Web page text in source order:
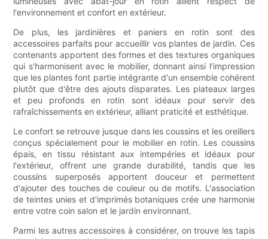
l'environnement et confort en extérieur.
De plus, les jardinières et paniers en rotin sont des
accessoires parfaits pour accueillir vos plantes de jardin. Ces
contenants apportent des formes et des textures organiques
qui s'harmonisent avec le mobilier, donnant ainsi l'impression
que les plantes font partie intégrante d'un ensemble cohérent
plutôt que d'être des ajouts disparates. Les plateaux larges
et peu profonds en rotin sont idéaux pour servir des
rafraîchissements en extérieur, alliant praticité et esthétique.
Le confort se retrouve jusque dans les coussins et les oreillers
conçus spécialement pour le mobilier en rotin. Les coussins
épais, en tissu résistant aux intempéries et idéaux pour
l'extérieur, offrent une grande durabilité, tandis que les
coussins superposés apportent douceur et permettent
d'ajouter des touches de couleur ou de motifs. L'association
de teintes unies et d'imprimés botaniques crée une harmonie
entre votre coin salon et le jardin environnant.
Parmi les autres accessoires à considérer, on trouve les tapis